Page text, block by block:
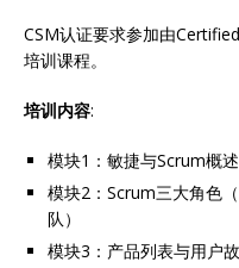
CSM认证要求参加由
培训课程。
培训内容:
模块1：敏捷与Scrum概述
模块2：Scrum三大角色
队）
模块3：产品列表与用户